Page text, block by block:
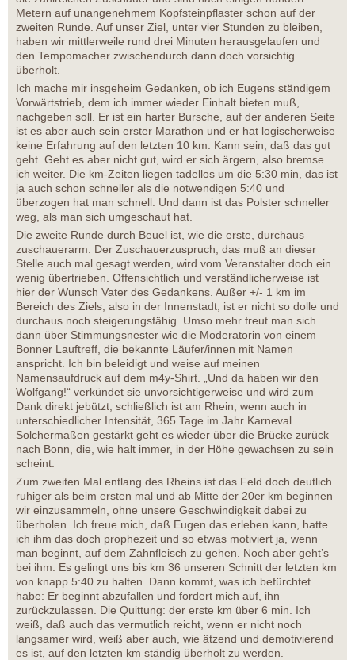
Metern auf unangenehmem Kopfsteinpflaster schon auf der
zweiten Runde. Auf unser Ziel, unter vier Stunden zu bleiben,
haben wir mittlerweile rund drei Minuten herausgelaufen und
den Tempomacher zwischendurch dann doch vorsichtig
überholt.
Ich mache mir insgeheim Gedanken, ob ich Eugens ständigem
Vorwärtstrieb, dem ich immer wieder Einhalt bieten muß,
nachgeben soll. Er ist ein harter Bursche, auf der anderen Seite
ist es aber auch sein erster Marathon und er hat logischerweise
keine Erfahrung auf den letzten 10 km. Kann sein, daß das gut
geht. Geht es aber nicht gut, wird er sich ärgern, also bremse
ich weiter. Die km-Zeiten liegen tadellos um die 5:30 min, das ist
ja auch schon schneller als die notwendigen 5:40 und
überzogen hat man schnell. Und dann ist das Polster schneller
weg, als man sich umgeschaut hat.
Die zweite Runde durch Beuel ist, wie die erste, durchaus
zuschauerarm. Der Zuschauerzuspruch, das muß an dieser
Stelle auch mal gesagt werden, wird vom Veranstalter doch ein
wenig übertrieben. Offensichtlich und verständlicherweise ist
hier der Wunsch Vater des Gedankens. Außer +/- 1 km im
Bereich des Ziels, also in der Innenstadt, ist er nicht so dolle und
durchaus noch steigerungsfähig. Umso mehr freut man sich
dann über Stimmungsnester wie die Moderatorin von einem
Bonner Lauftreff, die bekannte Läufer/innen mit Namen
anspricht. Ich bin beleidigt und weise auf meinen
Namensaufdruck auf dem m4y-Shirt. „Und da haben wir den
Wolfgang!“ verkündet sie unvorsichtigerweise und wird zum
Dank direkt jebützt, schließlich ist am Rhein, wenn auch in
unterschiedlicher Intensität, 365 Tage im Jahr Karneval.
Solchermaßen gestärkt geht es wieder über die Brücke zurück
nach Bonn, die, wie halt immer, in der Höhe gewachsen zu sein
scheint.
Zum zweiten Mal entlang des Rheins ist das Feld doch deutlich
ruhiger als beim ersten mal und ab Mitte der 20er km beginnen
wir einzusammeln, ohne unsere Geschwindigkeit dabei zu
überholen. Ich freue mich, daß Eugen das erleben kann, hatte
ich ihm das doch prophezeit und so etwas motiviert ja, wenn
man beginnt, auf dem Zahnfleisch zu gehen. Noch aber geht’s
bei ihm. Es gelingt uns bis km 36 unseren Schnitt der letzten km
von knapp 5:40 zu halten. Dann kommt, was ich befürchtet
habe: Er beginnt abzufallen und fordert mich auf, ihn
zurückzulassen. Die Quittung: der erste km über 6 min. Ich
weiß, daß auch das vermutlich reicht, wenn er nicht noch
langsamer wird, weiß aber auch, wie ätzend und demotivierend
es ist, auf den letzten km ständig überholt zu werden.